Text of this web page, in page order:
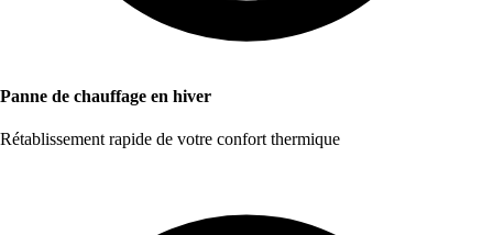
Panne de chauffage en hiver
Rétablissement rapide de votre confort thermique